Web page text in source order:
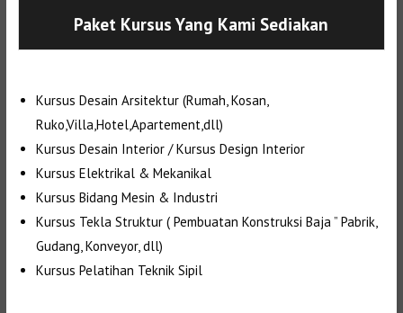
Paket Kursus Yang Kami Sediakan
Kursus Desain Arsitektur (Rumah, Kosan,
Ruko,Villa,Hotel,Apartement,dll)
Kursus Desain Interior / Kursus Design Interior
Kursus Elektrikal & Mekanikal
Kursus Bidang Mesin & Industri
Kursus Tekla Struktur ( Pembuatan Konstruksi Baja ” Pabrik,
Gudang, Konveyor, dll)
Kursus Pelatihan Teknik Sipil